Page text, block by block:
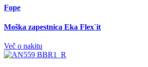
Fope
Moška zapestnica Eka Flex`it
Več o nakitu